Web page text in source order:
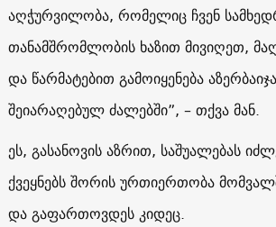
აღჭურვილობა, რომელიც ჩვენ
თანამშრომლობის ხაზით მივიღეთ,
და წარმატებით გამოიყენება
შეიარაღებულ ძალებში”, – თქვა მან.
ეს, გასანოვის აზრით, საშუალებას
ქვეყნებს შორის ურთიერთობა
და გაფართოვდეს კიდეც.